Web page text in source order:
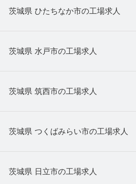
茨城県 ひたちなか市の工場求人
茨城県 水戸市の工場求人
茨城県 筑西市の工場求人
茨城県 つくばみらい市の工場求人
茨城県 日立市の工場求人